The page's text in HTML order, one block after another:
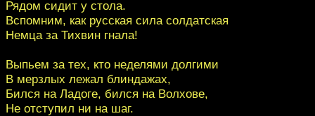
Рядом сидит у стола.
Вспомним, как русская сила солдатская
Немца за Тихвин гнала!
Выпьем за тех, кто неделями долгими
В мерзлых лежал блиндажах,
Бился на Ладоге, бился на Волхове,
Не отступил ни на шаг.